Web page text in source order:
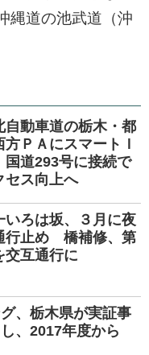
縄道の池武道（沖
自動車道の栃木・都
方ＰＡにスマートＩ
道293号に接続で
セス向上へ
いろは坂、３月に夜
行止め 橋補修、第
交互通行に
、栃木県が実証事
、2017年度から